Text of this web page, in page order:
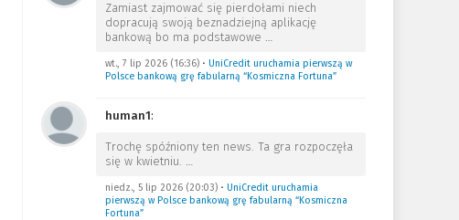
Zamiast zajmować się pierdołami niech
dopracują swoją beznadziejną aplikację
bankową bo ma podstawowe …
wt., 7 lip 2026 (16:36)• UniCredit uruchamia pierwszą w
Polsce bankową grę fabularną “Kosmiczna Fortuna”
human1:
Trochę spóźniony ten news. Ta gra rozpoczęła
się w kwietniu. …
niedz., 5 lip 2026 (20:03)• UniCredit uruchamia
pierwszą w Polsce bankową grę fabularną “Kosmiczna
Fortuna”